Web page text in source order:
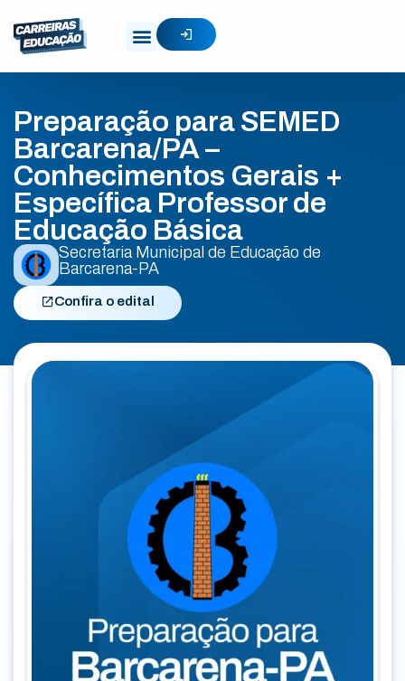
Preparação para SEMED
Barcarena/PA –
Conhecimentos Gerais +
Específica Professor de
Educação Básica
Secretaria Municipal de Educação de
Barcarena-PA
Confira o edital